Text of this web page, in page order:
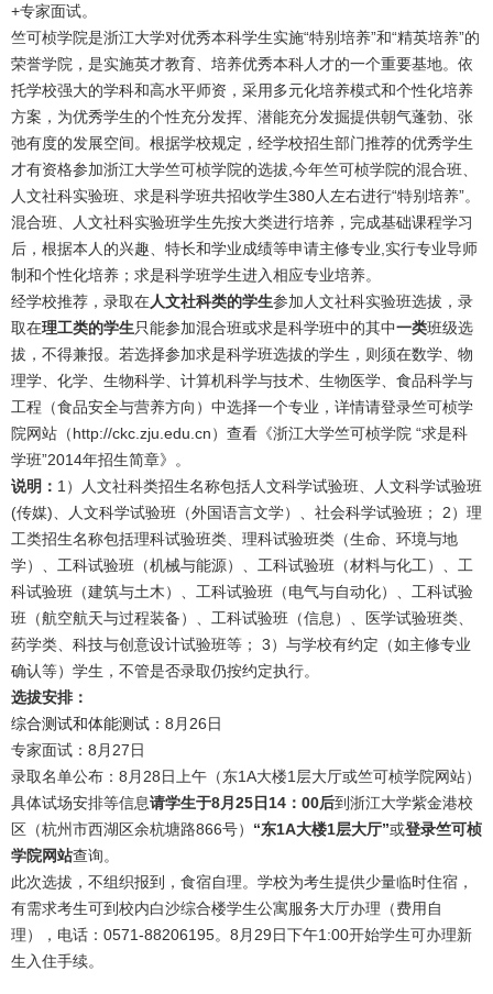
+专家面试。
竺可桢学院是浙江大学对优秀本科学生实施“特别培养”和“精英培养”的
荣誉学院，是实施英才教育、培养优秀本科人才的一个重要基地。依
托学校强大的学科和高水平师资，采用多元化培养模式和个性化培养
方案，为优秀学生的个性充分发挥、潜能充分发掘提供朝气蓬勃、张
弛有度的发展空间。根据学校规定，经学校招生部门推荐的优秀学生
才有资格参加浙江大学竺可桢学院的选拔,今年竺可桢学院的混合班、
人文社科实验班、求是科学班共招收学生380人左右进行“特别培养”。
混合班、人文社科实验班学生先按大类进行培养，完成基础课程学习
后，根据本人的兴趣、特长和学业成绩等申请主修专业,实行专业导师
制和个性化培养；求是科学班学生进入相应专业培养。
经学校推荐，录取在人文社科类的学生参加人文社科实验班选拔，录
取在理工类的学生只能参加混合班或求是科学班中的其中一类班级选
拔，不得兼报。若选择参加求是科学班选拔的学生，则须在数学、物
理学、化学、生物科学、计算机科学与技术、生物医学、食品科学与
工程（食品安全与营养方向）中选择一个专业，详情请登录竺可桢学
院网站（http://ckc.zju.edu.cn）查看《浙江大学竺可桢学院 “求是科
学班”2014年招生简章》。
说明： 1）人文社科类招生名称包括人文科学试验班、人文科学试验班
(传媒)、人文科学试验班（外国语言文学）、社会科学试验班； 2）理
工类招生名称包括理科试验班类、理科试验班类（生命、环境与地
学）、工科试验班（机械与能源）、工科试验班（材料与化工）、工
科试验班（建筑与土木）、工科试验班（电气与自动化）、工科试验
班（航空航天与过程装备）、工科试验班（信息）、医学试验班类、
药学类、科技与创意设计试验班等； 3）与学校有约定（如主修专业
确认等）学生，不管是否录取仍按约定执行。
选拔安排：
综合测试和体能测试： 8月26日
专家面试：8月27日
录取名单公布：8月28日上午（东1A大楼1层大厅或竺可桢学院网站）
具体试场安排等信息请学生于8月25日14：00后到浙江大学紫金港校
区（杭州市西湖区余杭塘路866号） “东1A大楼1层大厅”或登录竺可桢
学院网站查询。
此次选拔，不组织报到，食宿自理。学校为考生提供少量临时住宿，
有需求考生可到校内白沙综合楼学生公寓服务大厅办理（费用自
理），电话：0571-88206195。8月29日下午1:00开始学生可办理新
生入住手续。